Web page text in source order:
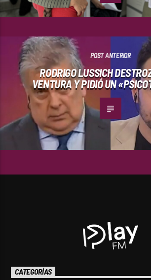
POST ANTERIOR
RODRIGO LUSSICH
VENTURA Y PIDIÓ UN
CATEGORÍAS